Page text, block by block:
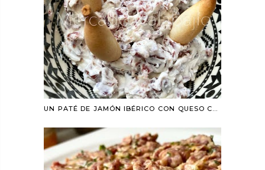
UN PATÉ DE JAMÓN IBÉRICO CON QUESO CREMA Y... FELIZ 2023